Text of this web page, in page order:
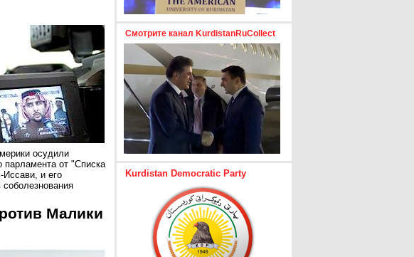
осудили
парламента от "Списка
и его
Малики
Смотрите канал KurdistanRuCollect
Kurdistan Democratic Party